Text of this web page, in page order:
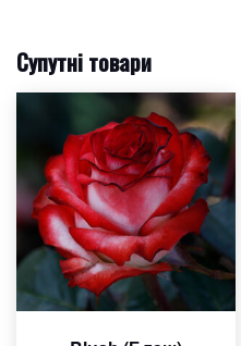
Супутні товари